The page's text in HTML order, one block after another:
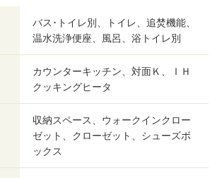
バス･トイレ別、トイレ、追焚機能、
温水洗浄便座、風呂、浴トイレ別
カウンターキッチン、対面Ｋ、ＩＨ
クッキングヒータ
収納スペース、ウォークインクロー
ゼット、クローゼット、シューズボ
ックス